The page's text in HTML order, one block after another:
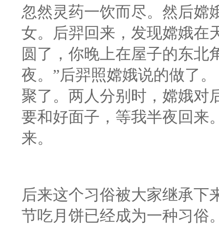
忽然灵药一饮而尽。然后嫦
女。后羿回来，发现嫦娥在
圆了，你晚上在屋子的东北
夜。”后羿照嫦娥说的做了
聚了。两人分别时，嫦娥对
要和好面子，等我半夜回来
来。
后来这个习俗被大家继承下
节吃月饼已经成为一种习俗